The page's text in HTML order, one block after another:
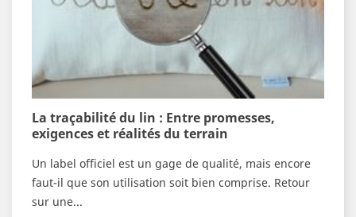
La traçabilité du lin : Entre promesses,
exigences et réalités du terrain
Un label officiel est un gage de qualité, mais encore
faut-il que son utilisation soit bien comprise. Retour
sur une...